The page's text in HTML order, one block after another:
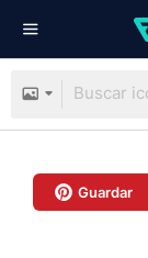
Guardar